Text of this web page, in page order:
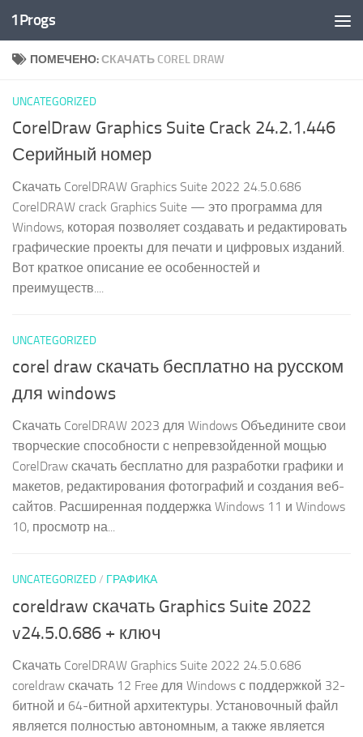
Перейти к содержимому
1Progs
ПОМЕЧЕНО:СКАЧАТЬ COREL DRAW
UNCATEGORIZED
CorelDraw Graphics Suite Crack 24.2.1.446
Серийный номер
Скачать CorelDRAW Graphics Suite 2022 24.5.0.686
CorelDRAW crack Graphics Suite — это программа для
Windows, которая позволяет создавать и редактировать
графические проекты для печати и цифровых изданий.
Вот краткое описание ее особенностей и
преимуществ....
UNCATEGORIZED
corel draw скачать бесплатно на русском
для windows
Скачать CorelDRAW 2023 для Windows Объедините свои
творческие способности с непревзойденной мощью
CorelDraw скачать бесплатно для разработки графики и
макетов, редактирования фотографий и создания веб-
сайтов. Расширенная поддержка Windows 11 и Windows
10, просмотр на...
UNCATEGORIZED/ ГРАФИКА
coreldraw скачать Graphics Suite 2022
v24.5.0.686 + ключ
Скачать CorelDRAW Graphics Suite 2022 24.5.0.686
coreldraw скачать 12 Free для Windows с поддержкой 32-
битной и 64-битной архитектуры. Установочный файл
является полностью автономным, а также является